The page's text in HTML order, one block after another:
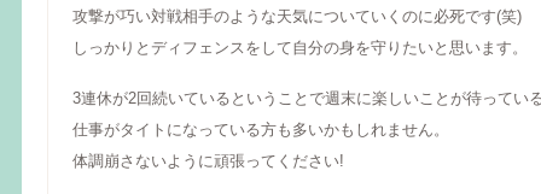
攻撃が巧い対戦相手のような天気についていくのに必死です(笑)
しっかりとディフェンスをして自分の身を守りたいと思います。
3連休が2回続いているということで週末に楽しいことが待ってい
仕事がタイトになっている方も多いかもしれません。
体調崩さないように頑張ってください!